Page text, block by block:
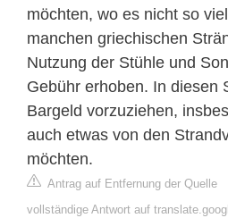
möchten, wo es nicht so
manchen griechischen
Nutzung der Stühle und
Gebühr erhoben. In diesen
Bargeld vorzuziehen,
auch etwas von den
möchten.
Antrag auf Entfernung der Quelle
vollständige Antwort auf